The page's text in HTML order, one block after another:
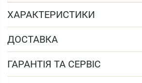
ХАРАКТЕРИСТИКИ
ДОСТАВКА
ГАРАНТІЯ ТА СЕРВІС